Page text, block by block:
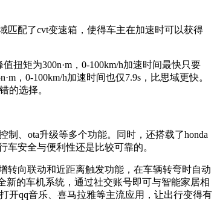
匹配了cvt变速箱，使得车主在加速时可以获得
扭矩为300n·m，0-100km/h加速时间最快只要
，0-100km/h加速时间也仅7.9s，比思域更快。
的选择。
制、ota升级等多个功能。同时，还搭载了honda
安全与便利性还是比较可靠的。
转向联动和近距离触发功能，在车辆转弯时自动
新的车机系统，通过社交账号即可与智能家居相
开qq音乐、喜马拉雅等主流应用，让出行变得有